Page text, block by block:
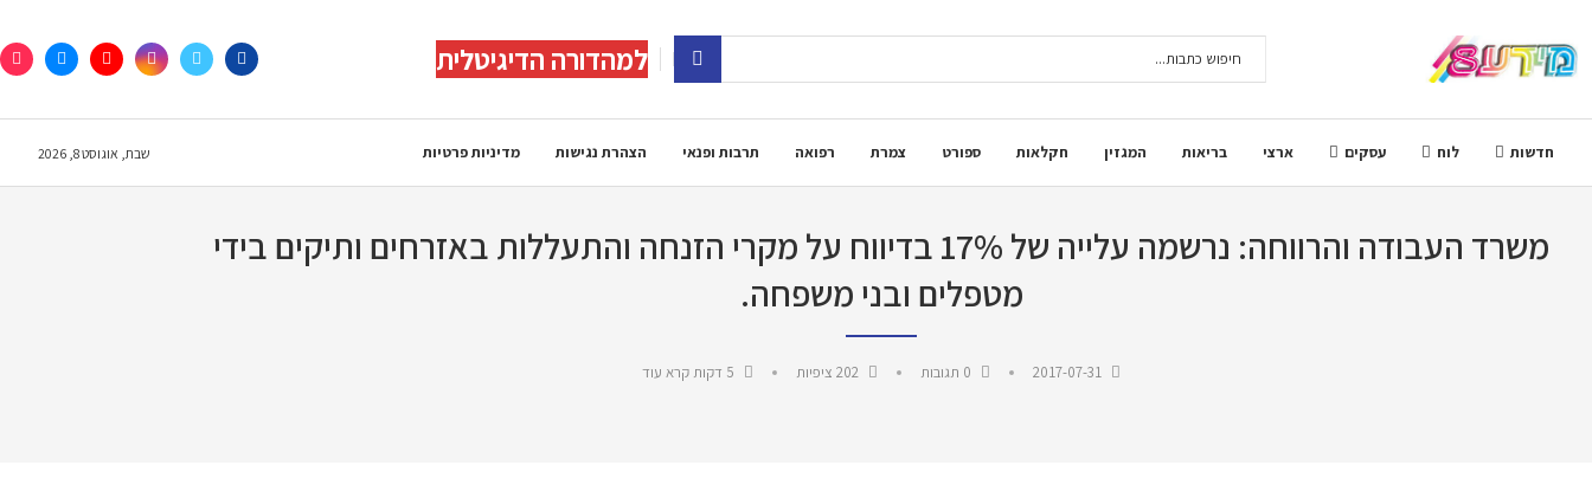
למהדורה הדיגיטלית
חדשות לוח עסקים ארצי בריאות המגזין חקלאות ספורט צמרת רפואה תרבות ופנאי הצהרת נגישות מדיניות פרטיות שבת, אוגוסט 8, 2026
משרד העבודה והרווחה: נרשמה עלייה של 17% בדיווח על מקרי הזנחה והתעללות באזרחים ותיקים בידי
מטפלים ובני משפחה.
2017-07-31
202 ציפיות